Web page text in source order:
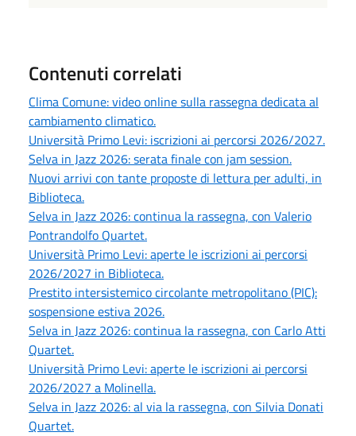
Contenuti correlati
Clima Comune: video online sulla rassegna dedicata al
cambiamento climatico.
Università Primo Levi: iscrizioni ai percorsi 2026/2027.
Selva in Jazz 2026: serata finale con jam session.
Nuovi arrivi con tante proposte di lettura per adulti, in
Biblioteca.
Selva in Jazz 2026: continua la rassegna, con Valerio
Pontrandolfo Quartet.
Università Primo Levi: aperte le iscrizioni ai percorsi
2026/2027 in Biblioteca.
Prestito intersistemico circolante metropolitano (PIC):
sospensione estiva 2026.
Selva in Jazz 2026: continua la rassegna, con Carlo Atti
Quartet.
Università Primo Levi: aperte le iscrizioni ai percorsi
2026/2027 a Molinella.
Selva in Jazz 2026: al via la rassegna, con Silvia Donati
Quartet.